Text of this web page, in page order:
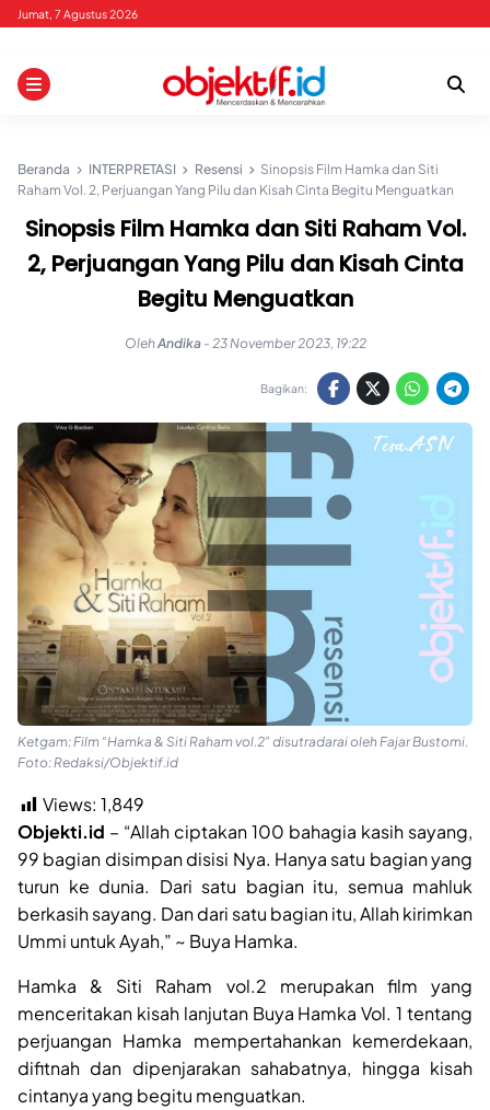
Skip
content
Jumat, 7 Agustus 2026
Beranda INTERPRETASI Resensi
Sinopsis Film Hamka dan Siti
Raham Vol. 2, Perjuangan Yang Pilu dan Kisah Cinta Begitu Menguatkan
Sinopsis Film Hamka dan Siti Raham Vol.
2, Perjuangan Yang Pilu dan Kisah Cinta
Begitu Menguatkan
OlehAndika - 23 November 2023, 19:22
Bagikan:
Ketgam: Film “Hamka & Siti Raham vol.2” disutradarai oleh Fajar Bustomi.
Foto: Redaksi/Objektif.id
Views: 1,849
Objekti.id – “Allah ciptakan 100 bahagia kasih sayang,
99 bagian disimpan disisi Nya. Hanya satu bagian yang
turun ke dunia. Dari satu bagian itu, semua mahluk
berkasih sayang. Dan dari satu bagian itu, Allah kirimkan
Ummi untuk Ayah,” ~ Buya Hamka.
Hamka & Siti Raham vol.2 merupakan film yang
menceritakan kisah lanjutan Buya Hamka Vol. 1 tentang
perjuangan Hamka mempertahankan kemerdekaan,
difitnah dan dipenjarakan sahabatnya, hingga kisah
cintanya yang begitu menguatkan.